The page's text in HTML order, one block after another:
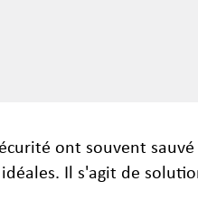
ont souvent
Il s'agit de